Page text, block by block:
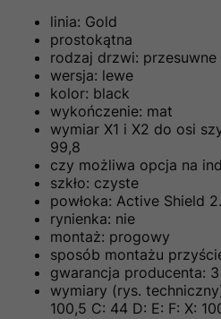
linia: Gold
prostokątna
rodzaj drzwi: przesuwne
wersja: lewe
kolor: black
wykończenie: mat
wymiar X1 i X2 do osi
99,8
czy możliwa opcja na
szkło: czyste
powłoka: Active Shield
rynienka: nie
montaż: progowy
sposób montażu
gwarancja producenta: 3
wymiary (rys.
100,5 C: 44 D: E: F: X: